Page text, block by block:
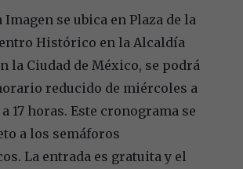
Imagen se ubica en Plaza de la
Histórico en la Alcaldía
la Ciudad de México, se podrá
reducido de miércoles a
17 horas. Este cronograma se
a los semáforos
La entrada es gratuita y el